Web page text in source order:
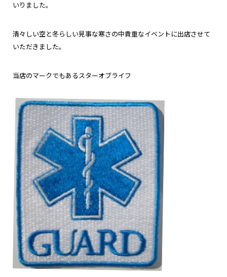
いりました。
清々しい空と冬らしい見事な寒さの中貴重なイベントに出店させて
いただきました。
当店のマークでもあるスターオブライフ